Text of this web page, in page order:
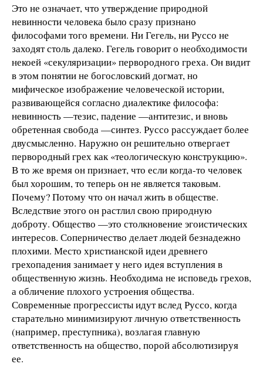
Это не означает, что утверждение природной
невинности человека было сразу признано
философами того времени. Ни Гегель, ни Руссо не
заходят столь далеко. Гегель говорит о необходимости
некоей «секуляризации» первородного греха. Он видит
в этом понятии не богословский догмат, но
мифическое изображение человеческой истории,
развивающейся согласно диалектике философа:
невинность —тезис, падение —антитезис, и вновь
обретенная свобода —синтез. Руссо рассуждает более
двусмысленно. Наружно он решительно отвергает
первородный грех как «теологическую конструкцию».
В то же время он признает, что если когда-то человек
был хорошим, то теперь он не является таковым.
Почему? Потому что он начал жить в обществе.
Вследствие этого он растлил свою природную
доброту. Общество —это столкновение эгоистических
интересов. Соперничество делает людей безнадежно
плохими. Место христианской идеи древнего
грехопадения занимает у него идея вступления в
общественную жизнь. Необходима не исповедь грехов,
а обличение плохого устроения общества.
Современные прогрессисты идут вслед Руссо, когда
старательно минимизируют личную ответственность
(например, преступника), возлагая главную
ответственность на общество, порой абсолютизируя
ее.